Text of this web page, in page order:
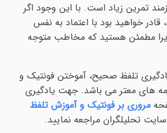
تمرین زیاد است. با این وجود اگر
خواهید بود با اعتماد به نفس
مطمئن هستید که مخاطب متوجه
تلفظ صحیح، آموختن فونتیک و
های معتر می باشد. جهت یادگیری
مروری بر فونتیک و آموزش تلفظ
تحلیلگران مراجعه نمایید.